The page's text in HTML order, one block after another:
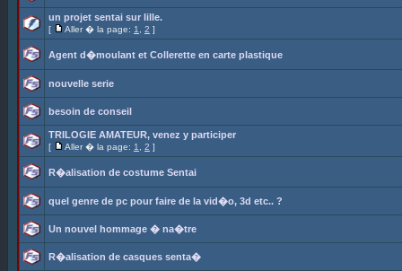
un projet sentai sur lille.
[ Aller � la page: 1 2 ]
Agent d�moulant et Collerette en carte plastique
nouvelle serie
besoin de conseil
TRILOGIE AMATEUR, venez y participer
[ Aller � la page: 1 2 ]
R�alisation de costume Sentai
quel genre de pc pour faire de la vid�o, 3d etc.. ?
Un nouvel hommage � na�tre
R�alisation de casques senta�